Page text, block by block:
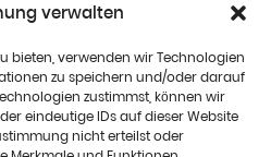
verwalten
bieten, verwenden wir Technologien
zu speichern und/oder darauf
zustimmst, können wir
eindeutige IDs auf dieser Website
nicht erteilst oder
SENDEN